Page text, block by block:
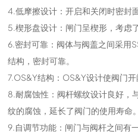
4.低摩擦设计：开启和关闭时密封
5.楔形盘设计：闸门呈楔形，考虑
6.密封可靠：阀体与阀盖之间采用
结构，密封可靠。
7.OS&Y结构：OS&Y设计使阀门开
8.耐腐蚀性：阀杆螺纹设计良好，
纹的腐蚀，延长了阀门的使用寿命。
9.自调节功能：闸门与阀杆之间有